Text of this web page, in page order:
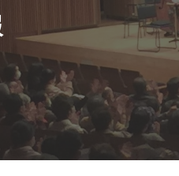
山響ア
山響の
動